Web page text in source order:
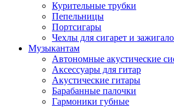
Курительные трубки
Пепельницы
Портсигары
Чехлы для сигарет и
Музыкантам
Автономные акустические
Аксессуары для гитар
Акустические гитары
Барабанные палочки
Гармоники губные